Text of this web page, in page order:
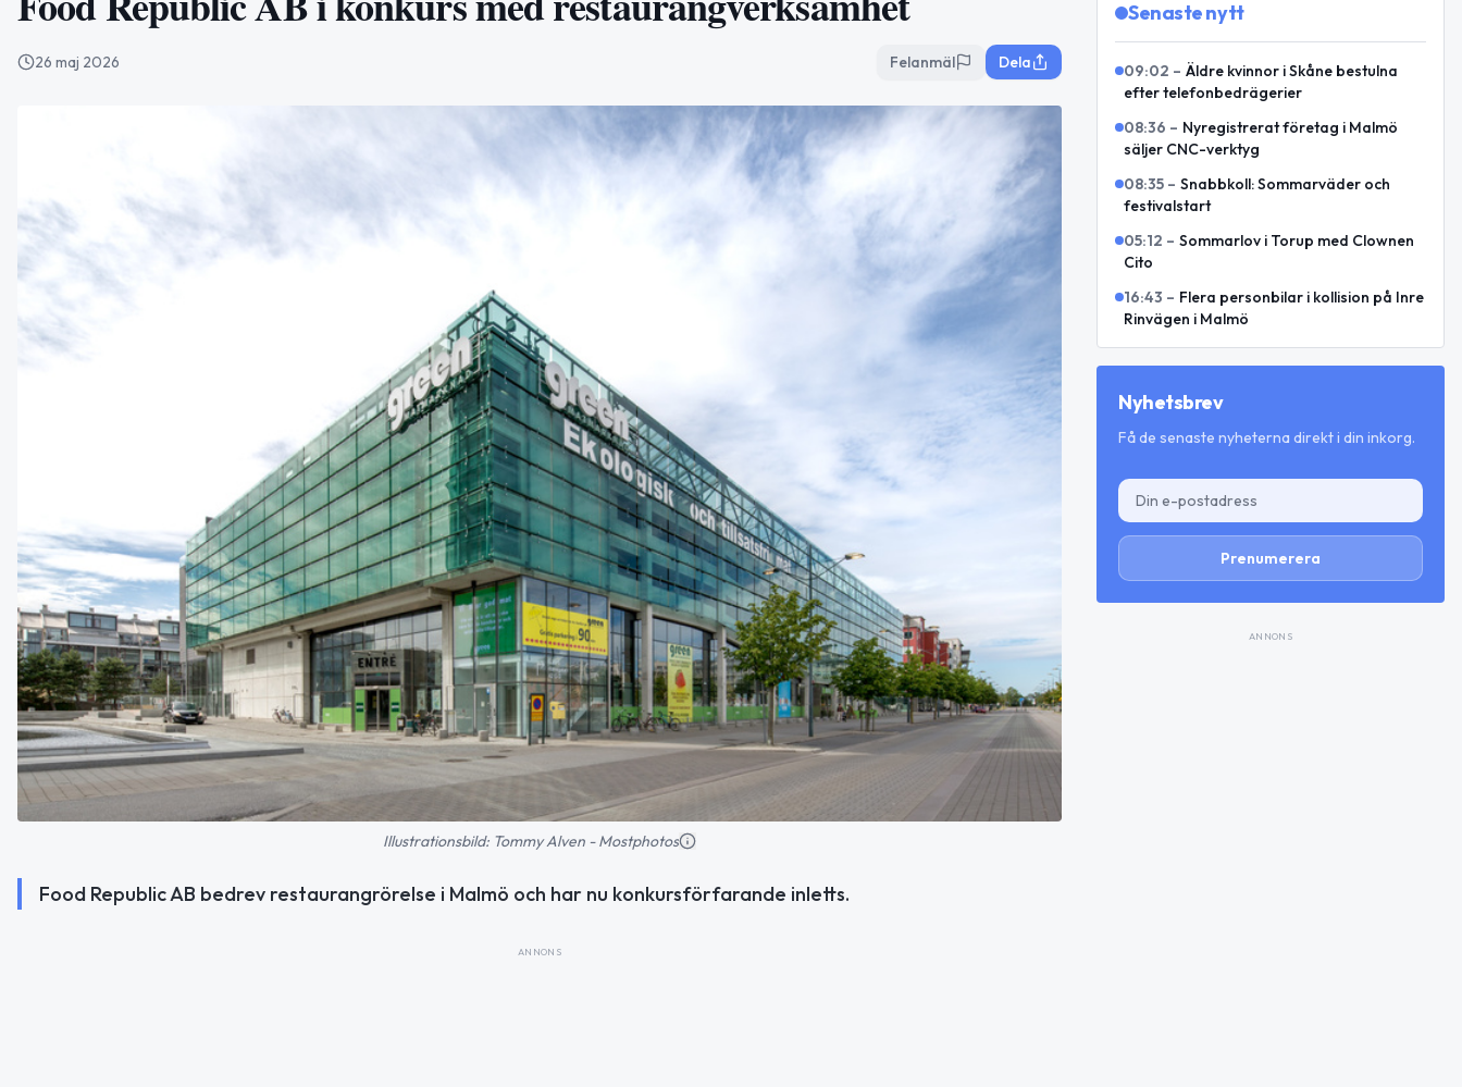
26 maj 2026 Felanmäl Dela
Illustrationsbild: Tommy Alven - Mostphotos
Food Republic AB bedrev restaurangrörelse i Malmö och har nu konkursförfarande inletts.
ANNONS
Senaste nytt
09:02 – Äldre kvinnor i Skåne bestulna
efter telefonbedrägerier
08:36 – Nyregistrerat företag i Malmö
säljer CNC-verktyg
08:35 – Snabbkoll: Sommarväder och
festivalstart
05:12 – Sommarlov i Torup med Clownen
Cito
16:43 – Flera personbilar i kollision på Inre
Rinvägen i Malmö
Nyhetsbrev
Få de senaste nyheterna direkt i din inkorg.
Prenumerera
ANNONS